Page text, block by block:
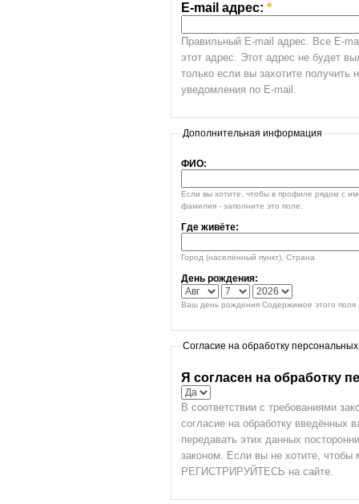
E-mail адрес: *
Правильный E-mail адрес. Все E-
этот адрес. Этот адрес не будет
только если вы захотите получить
уведомления по E-mail.
Дополнительная информация
ФИО:
Если вы хотите, чтобы в профиле рядом с
фамилия - заполните это поле.
Где живёте:
Город (населённый пункт), Страна
День рождения:
Ваш день рождения Содержимое этого поля
Согласие на обработку
Я согласен на обработку
В соответствии с требованиями
согласие на обработку
передавать этих данных
законом. Если вы не хотите,
РЕГИСТРИРУЙТЕСЬ на сайте.